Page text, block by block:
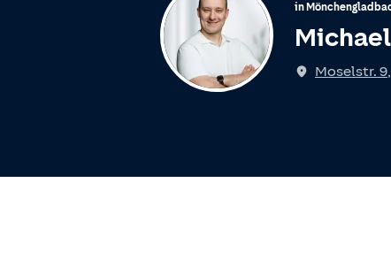
in
Spricht
Moselstr. 9,